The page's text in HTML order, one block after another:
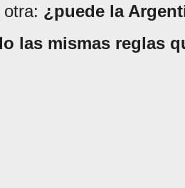
¿puede la
las mismas reglas